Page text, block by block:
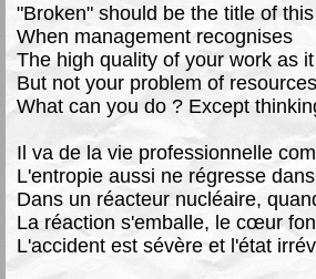
"Broken" should be the title of
When management recognises
The high quality of your work as
But not your problem of resources
What can you do ? Except
Il va de la vie professionnelle
L'entropie aussi ne régresse
Dans un réacteur nucléaire,
La réaction s'emballe, le cœur
L'accident est sévère et l'état